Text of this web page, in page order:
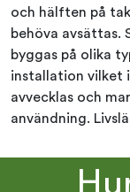
och hälften på
behöva avsättas.
byggas på olika
installation vilket
avvecklas och
användning.